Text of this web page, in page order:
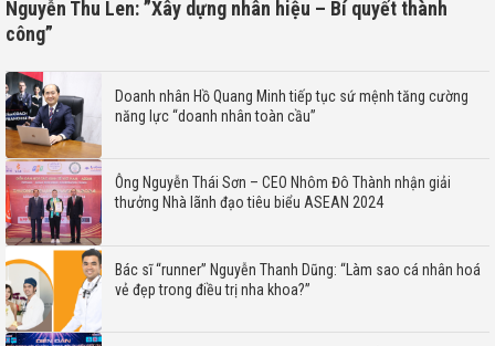
Nguyễn Thu Len: ”Xây dựng nhân hiệu – Bí quyết thành
công”
Doanh nhân Hồ Quang Minh tiếp tục sứ mệnh tăng cường
năng lực “doanh nhân toàn cầu”
Ông Nguyễn Thái Sơn – CEO Nhôm Đô Thành nhận giải
thưởng Nhà lãnh đạo tiêu biểu ASEAN 2024
Bác sĩ “runner” Nguyễn Thanh Dũng: “Làm sao cá nhân hoá
vẻ đẹp trong điều trị nha khoa?”